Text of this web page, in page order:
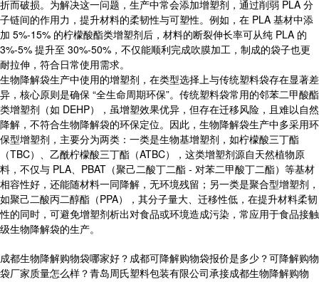
折而破损。为解决这一问题，生产中常会添加增塑剂，通过削弱 PLA 分
子链间的作用力，提升材料的柔韧性与可塑性。例如，在 PLA 基材中添
加 5%-15% 的柠檬酸酯类增塑剂后，材料的断裂伸长率可从纯 PLA 的
3%-5% 提升至 30%-50%，不仅能顺利完成吹膜加工，制成的袋子也更
耐拉伸，符合日常使用需求。
生物降解袋生产中使用的增塑剂，在类型选择上与传统塑料袋存在显著差
异，核心原则是确保 “全生命周期环保”。传统塑料袋常用的邻苯二甲酸酯
类增塑剂（如 DEHP），虽增塑效果优异，但存在迁移风险，且难以自然
降解，不符合生物降解袋的环保定位。因此，生物降解袋生产中多采用环
保型增塑剂，主要分为两类：一类是生物基增塑剂，如柠檬酸三丁酯
（TBC）、乙酰柠檬酸三丁酯（ATBC），这类增塑剂源自天然植物原
料，不仅与 PLA、PBAT（聚己二酸丁二酯 - 对苯二甲酸丁二酯）等基材
相容性好，还能随材料一同降解，无环境残留；另一类是聚合型增塑剂，
如聚己二酸丙二醇酯（PPA），其分子量大、迁移性低，在提升材料柔韧
性的同时，可避免增塑剂析出对食品或环境造成污染，常应用于食品接触
级生物降解袋的生产。
成都生物降解购物袋哪家好？成都可降解购物袋报价是多少？可降解购物
袋厂家质量怎么样？青岛周氏塑料包装有限公司承接成都生物降解购物